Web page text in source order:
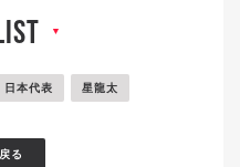
▼
日本代表 星龍太
る